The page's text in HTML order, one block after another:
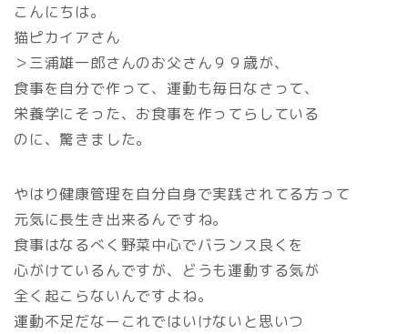
こんにちは。
猫ピカイアさん
＞三浦雄一郎さんのお父さん９９歳が、
食事を自分で作って、運動も毎日なさって、
栄養学にそった、お食事を作ってらしている
のに、驚きました。
やはり健康管理を自分自身で実践されてる方って
元気に長生き出来るんですね。
食事はなるべく野菜中心でバランス良くを
心がけているんですが、どうも運動する気が
全く起こらないんですよね。
運動不足だなーこれではいけないと思いつ